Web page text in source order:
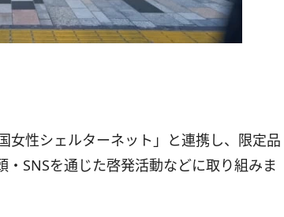
女性シェルターネット」と連携し、限定品
SNSを通じた啓発活動などに取り組みま